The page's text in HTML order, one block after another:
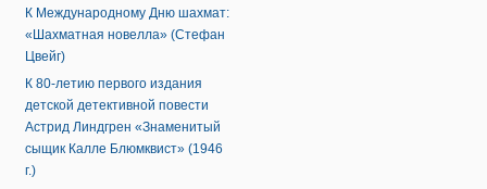
К Международному Дню шахмат:
«Шахматная новелла» (Стефан
Цвейг)
К 80-летию первого издания
детской детективной повести
Астрид Линдгрен «Знаменитый
сыщик Калле Блюмквист» (1946
г.)